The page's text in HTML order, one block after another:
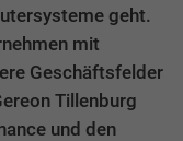
geht.
mit
Geschäftsfelder
Tillenburg
und den